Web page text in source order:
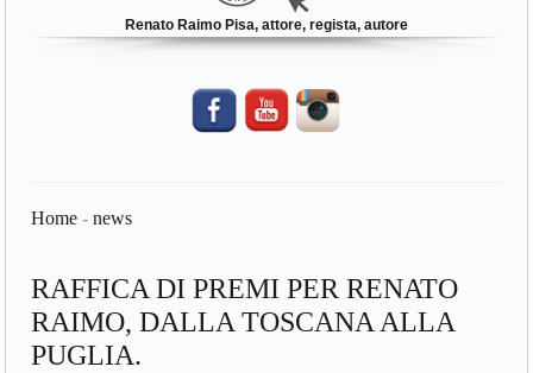
Renato Raimo Pisa, attore, regista, autore
Home -news
RAFFICA DI PREMI PER RENATO
RAIMO, DALLA TOSCANA ALLA
PUGLIA.